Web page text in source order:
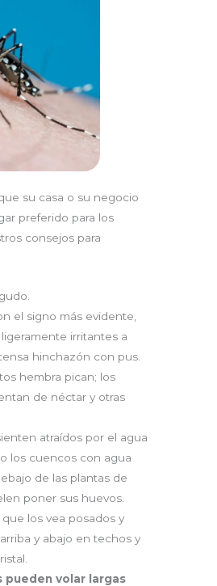
su casa o su negocio
preferido para los
consejos para
el signo más evidente,
irritantes a
hinchazón con pus.
hembra pican; los
de néctar y otras
atraídos por el agua
los cuencos con agua
de las plantas de
poner sus huevos.
los vea posados y
y abajo en techos y
pueden volar largas